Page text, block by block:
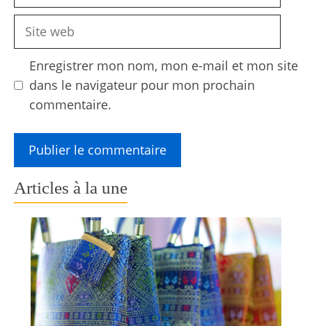
Site
Enregistrer mon nom, mon e-mail et mon site
dans le navigateur pour mon prochain
commentaire.
Articles à la une